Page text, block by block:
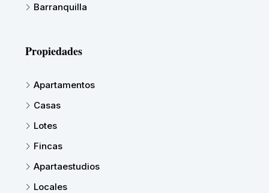
Barranquilla
Propiedades
Apartamentos
Casas
Lotes
Fincas
Apartaestudios
Locales